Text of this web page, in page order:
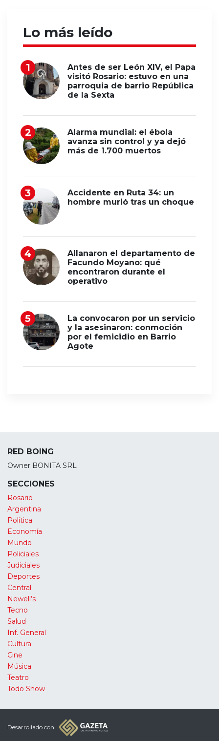
Lo más leído
Antes de ser León XIV, el Papa
visitó Rosario: estuvo en una
parroquia de barrio República
de la Sexta
Alarma mundial: el ébola
avanza sin control y ya dejó
más de 1.700 muertos
Accidente en Ruta 34: un
hombre murió tras un choque
Allanaron el departamento de
Facundo Moyano: qué
encontraron durante el
operativo
La convocaron por un servicio
y la asesinaron: conmoción
por el femicidio en Barrio
Agote
RED BOING
Owner BONITA SRL
SECCIONES
Rosario
Argentina
Política
Economía
Mundo
Policiales
Judiciales
Deportes
Central
Newell’s
Tecno
Salud
Inf. General
Cultura
Cine
Música
Teatro
Todo Show
Desarrollado con